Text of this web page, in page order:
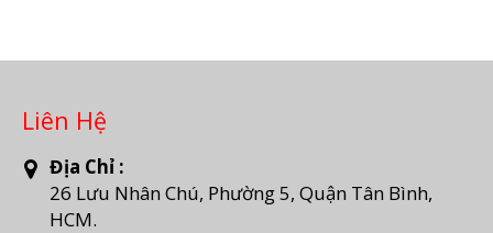
Liên Hệ
Địa Chỉ :
26 Lưu Nhân Chú, Phường 5, Quận Tân Bình,
HCM.